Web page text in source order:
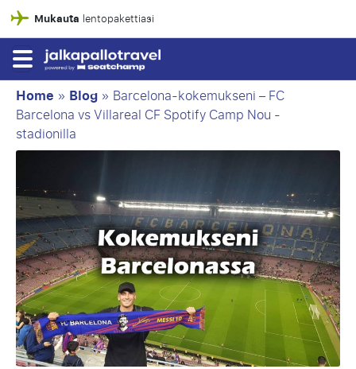
Mukauta lentopakettiasi
Home » Blog » Barcelona-kokemukseni – FC
Barcelona vs Villareal CF Spotify Camp Nou -
stadionilla